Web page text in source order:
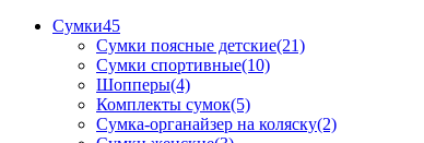
Сумки45
Сумки поясные детские(21)
Сумки спортивные(10)
Шопперы(4)
Комплекты сумок(5)
Сумка-органайзер на коляску(2)